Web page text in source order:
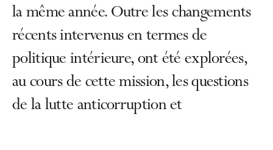
la même année. Outre les changements
récents intervenus en termes de
politique intérieure, ont été explorées,
au cours de cette mission, les questions
de la lutte anticorruption et